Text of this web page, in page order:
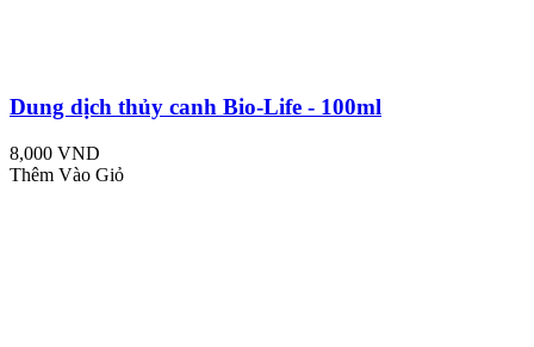
Dung dịch thủy canh Bio-Life - 100ml
8,000 VND
Thêm Vào Giỏ